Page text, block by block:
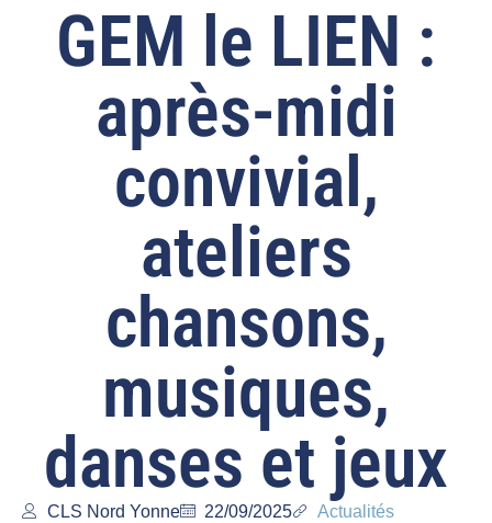
GEM le LIEN :
après-midi
convivial,
ateliers
chansons,
musiques,
danses et jeux
CLS Nord Yonne 22/09/2025 Actualités